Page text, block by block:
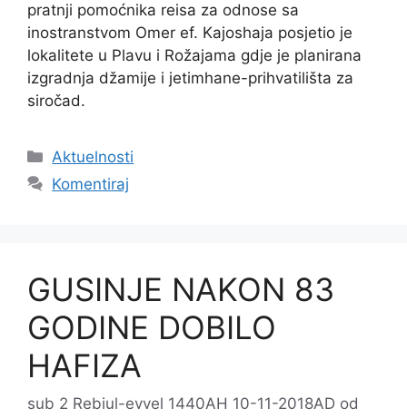
pratnji pomoćnika reisa za odnose sa
inostranstvom Omer ef. Kajoshaja posjetio je
lokalitete u Plavu i Rožajama gdje je planirana
izgradnja džamije i jetimhane-prihvatilišta za
siročad.
Kategorije
Aktuelnosti
Komentiraj
GUSINJE NAKON 83
GODINE DOBILO
HAFIZA
sub 2 Rebiul-evvel 1440AH 10-11-2018AD od